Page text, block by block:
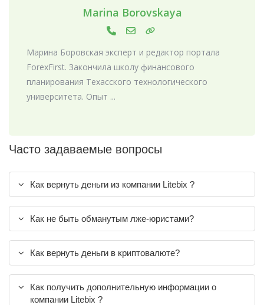
Marina Borovskaya
Марина Боровская эксперт и редактор портала
ForexFirst. Закончила школу финансового
планирования Техасского технологического
университета. Опыт ...
Часто задаваемые вопросы
Как вернуть деньги из компании Litebix ?
Как не быть обманутым лже-юристами?
Как вернуть деньги в криптовалюте?
Как получить дополнительную информации о
компании Litebix ?